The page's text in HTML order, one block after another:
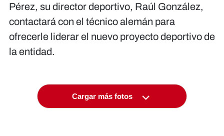
Pérez, su director deportivo, Raúl González,
contactará con el técnico alemán para
ofrecerle liderar el nuevo proyecto deportivo de
la entidad.
Cargar más fotos